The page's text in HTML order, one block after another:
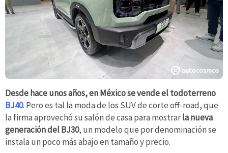
Desde hace unos años, en México se vende el todoterreno
BJ40. Pero es tal la moda de los SUV de corte off-road, que
la firma aprovechó su salón de casa para mostrarla nueva
generación del BJ30, un modelo que por denominación se
instala un poco más abajo en tamaño y precio.